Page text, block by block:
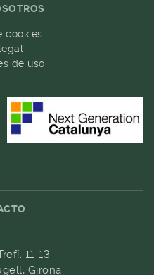
cookies
de uso
11-13
Girona